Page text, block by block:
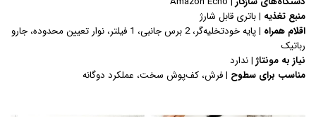
منبع تغذیه |باتری قابل شارژ
اقلام همراه |
پایه خودتخلیه‌گر، 2 برس جانبی، 1 فیلتر، نوار تعیین محدوده، جارو
رباتیک
نیاز به مونتاژ |ندارد
مناسب برای سطوح |فرش، کف‌پوش سخت، عملکرد دوگانه